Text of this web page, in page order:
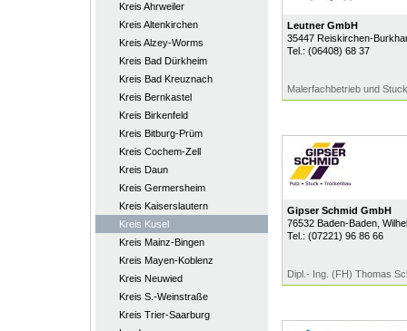
Kreis Ahrweiler
Kreis Altenkirchen
Kreis Alzey-Worms
Kreis Bad Dürkheim
Kreis Bad Kreuznach
Kreis Bernkastel
Kreis Birkenfeld
Kreis Bitburg-Prüm
Kreis Cochem-Zell
Kreis Daun
Kreis Germersheim
Kreis Kaiserslautern
Kreis Kusel
Kreis Mainz-Bingen
Kreis Mayen-Koblenz
Kreis Neuwied
Kreis S.-Weinstraße
Kreis Trier-Saarburg
Leutner GmbH
35447 Reiskirchen-
Tel.: (06408) 68 37
Malerfachbetrieb und
Gipser Schmid GmbH
76532 Baden-Baden,
Tel.: (07221) 96 86 66
Dipl.- Ing. (FH) Thomas